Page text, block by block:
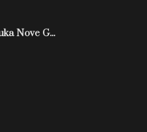
Nove G...